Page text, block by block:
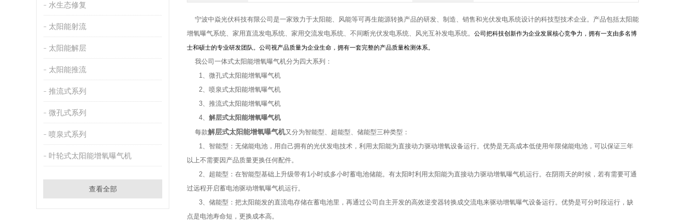
水生态修复
太阳能射流
太阳能解层
太阳能推流
推流式系列
微孔式系列
喷泉式系列
叶轮式太阳能增氧曝气机
查看全部
宁波中焱光伏科技有限公司是一家致力于太阳能、风能等可再生能源转换产品的研发、制造、销售和光伏发电系统设计的科技型技术企业。产品包括太阳能
增氧曝气系统、家用直流发电系统、家用交流发电系统、不间断光伏发电系统、风光互补发电系统。 公司把科技创新作为企业发展核心竞争力，拥有一支由多名博
士和硕士的专业研发团队。公司视产品质量为企业生命，拥有一套完整的产品质量检测体系。
我公司一体式太阳能增氧曝气机分为四大系列：
1、微孔式太阳能增氧曝气机
2、喷泉式太阳能增氧曝气机
3、推流式太阳能增氧曝气机
4、 解层式太阳能增氧曝气机
每款解层式太阳能增氧曝气机又分为智能型、超能型、储能型三种类型：
1、智能型：无储能电池，用自己拥有的光伏发电技术，利用太阳能为直接动力驱动增氧设备运行。优势是无高成本低使用年限储能电池，可以保证三年
以上不需要因产品质量更换任何配件。
2、超能型：在智能型基础上升级带有1小时或多小时蓄电池储能。有太阳时利用太阳能为直接动力驱动增氧曝气机运行。在阴雨天的时候，若有需要可通
过远程开启蓄电池驱动增氧曝气机运行。
3、储能型：把太阳能发的直流电存储在蓄电池里，再通过公司自主开发的高效逆变器转换成交流电来驱动增氧曝气设备运行。优势是可分时段运行，缺
点是电池寿命短，更换成本高。